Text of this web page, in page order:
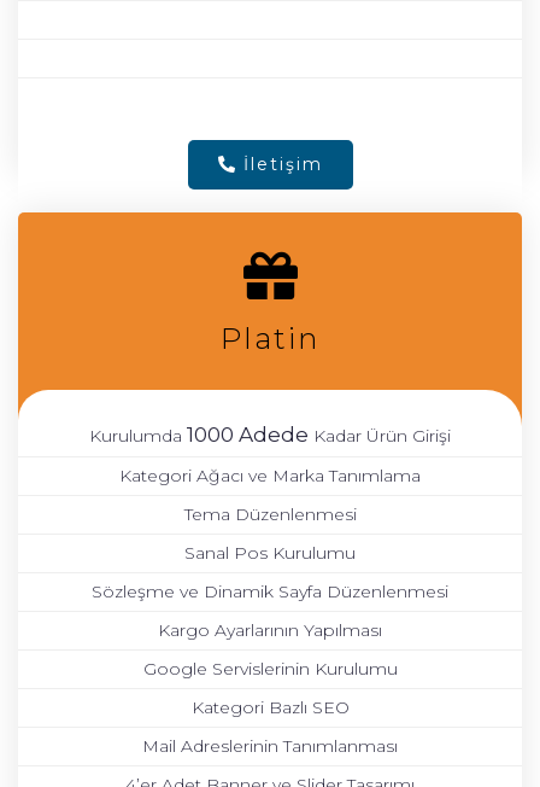
İletişim
Platin
Kurulumda 1000 Adede Kadar Ürün Girişi
Kategori Ağacı ve Marka Tanımlama
Tema Düzenlenmesi
Sanal Pos Kurulumu
Sözleşme ve Dinamik Sayfa Düzenlenmesi
Kargo Ayarlarının Yapılması
Google Servislerinin Kurulumu
Kategori Bazlı SEO
Mail Adreslerinin Tanımlanması